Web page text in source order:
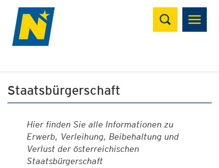
Suchen
Staatsbürgerschaft
Hier finden Sie alle Informationen zu
Erwerb, Verleihung, Beibehaltung und
Verlust der österreichischen
Staatsbürgerschaft